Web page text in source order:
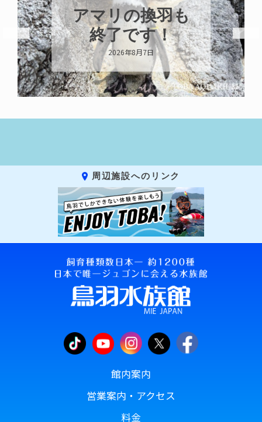
トビウオ幼魚展
示中！
2026年8月6日
周辺施設へのリンク
館内案内
営業案内・アクセス
料金